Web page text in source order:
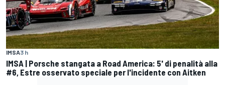
IMSA3 h
IMSA | Porsche stangata a Road America: 5' di penalità alla
#6, Estre osservato speciale per l'incidente con Aitken